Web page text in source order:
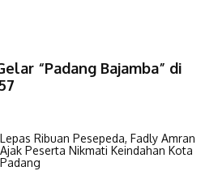
“Padang Bajamba” di
Lepas Ribuan Pesepeda, Fadly Amran
Ajak Peserta Nikmati Keindahan Kota
Padang